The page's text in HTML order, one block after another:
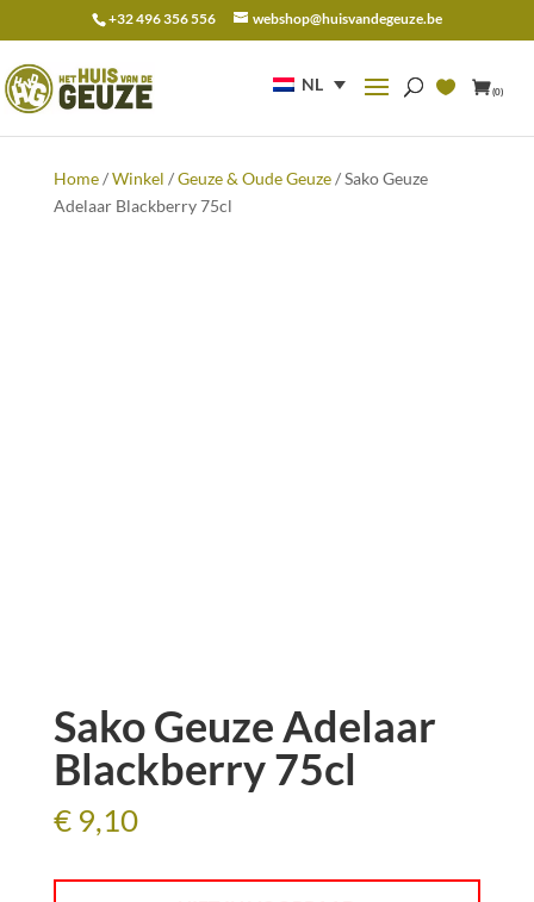
+32 496 356 556 webshop@huisvandegeuze.be
NL (0)
naar:
Home/Winkel /Geuze & Oude Geuze/ Sako Geuze
Adelaar Blackberry 75cl
Sako Geuze Adelaar
Blackberry 75cl
€9,10